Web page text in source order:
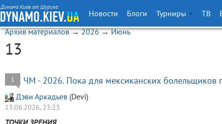
Динамо Киев от Шурика
Новости Блоги Турниры ТВ
Архив материалов→2026→Июнь
13
1 ЧМ - 2026. Пока для мексиканских болельщиков
Дэви Аркадьев (Devi)
13.06.2026, 23:23
ТОЧКИ ЗРЕНИЯ